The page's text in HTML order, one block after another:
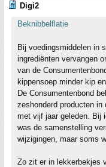
Digi2
Beknibbelflatie
Bij voedingsmiddelen in
ingrediënten vervangen
van de
kippensoep minder kip
De Consumentenbond
zeshonderd producten
met vijf jaar geleden. Bij
was de samenstelling
wijzigingen, maar soms
Zo zit er in lekkerbekjes